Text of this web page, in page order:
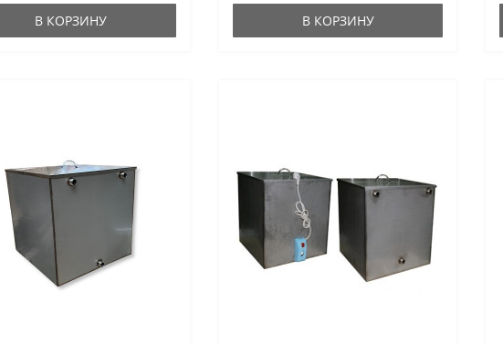
В КОРЗИНУ В КОРЗИНУ